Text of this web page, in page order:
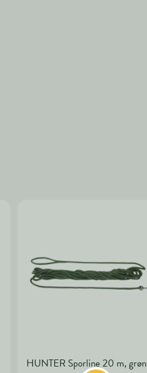
HUNTER Sporline 20 m, grøn